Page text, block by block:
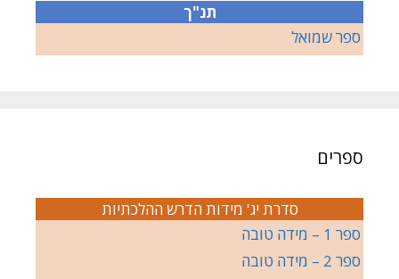
תנ"ך
ספר שמואל
ספרים
סדרת יג' מידות הדרש ההלכתיות
ספר 1 – מידה טובה
ספר 2 – מידה טובה